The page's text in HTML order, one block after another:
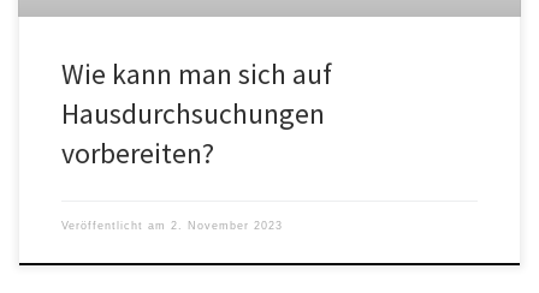
Wie kann man sich auf
Hausdurchsuchungen
vorbereiten?
Veröffentlicht am 2. November 2023